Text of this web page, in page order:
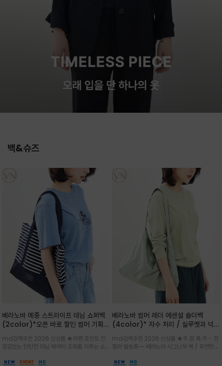
백&슈즈
베라노바 메종 스트라이프 데님 쇼퍼백
(2color)*오픈 바로 할인 썸머 기획
말 모임룩, 여행룩까지 ~
md강력추천 2026 신상품 ★와펜 포인트 안
정감있는 탄탄한 데님 배색이 조화를 이루는 쇼
클래식한 네이비·아이보리 스트라이프와 산뜻한
베라노바 썸머 레더 에센셜 숄더백
(4color)* 자수 처리 / 실루엣과 넉넉
셜 숄더백
md강력추천 2026 신상품 ★주.문.폭.주 - 전
컬러 발송중~~ 베라노바 시그닌쳐 백 / 유연한
설계로 어깨의 피로도를 낮춰 편안한 착용/가볍